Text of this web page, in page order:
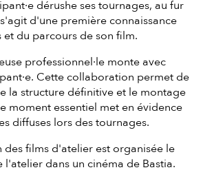
dérushe ses tournages, au fur
d'une première connaissance
et du parcours de son film.
professionnel·le monte avec
Cette collaboration permet de
la structure définitive et le montage
moment essentiel met en évidence
diffuses lors des tournages.
des films d'atelier est organisée le
dans un cinéma de Bastia.